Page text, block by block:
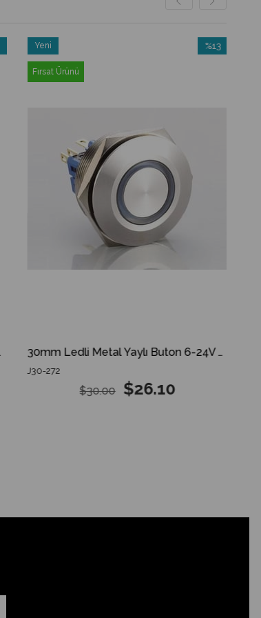
30mm Ledli Metal Yaylı Buton 6-24V DC 2NO+2NC IP67
J30-272
$26.10
$30.00
%13
Yeni
Ürün
Fırsat Ürünü